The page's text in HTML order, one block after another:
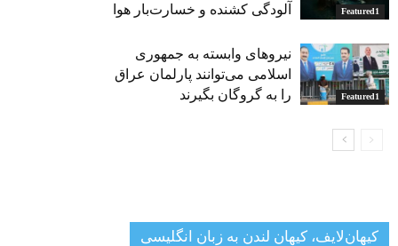
Featured1
آلودگی کشنده و خسارت‌بار هوا
Featured1
نیروهای وابسته به جمهوری
اسلامی می‌توانند پارلمان عراق
را به گروگان بگیرند
کیهان‌لایف، کیهان لندن به زبان انگلیسی